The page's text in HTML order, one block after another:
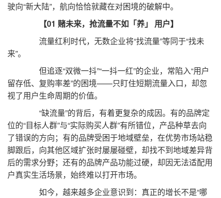
驶向“新大陆”，航向恰恰就藏在对困境的破解中。
【01 赌未来，抢流量不如「养」 用户】
流量红利时代，无数企业将“找流量”等同于“找未
来”。
但追逐“双微一抖”“一抖一红”的企业，常陷入“用户
留存低、复购率差”的困境——只盯住短期流量入口，却忽
视了用户生命周期的价值。
“缺流量”的背后，有着更复杂的成因。有的品牌定
位的“目标人群”与“实际购买人群”有所错位，产品种草去向
了错误的方向；有的品牌受困于地域壁垒，在优势市场站稳
脚跟后，向其他区域扩张时屡屡碰壁，却找不到地域差异背
后的需求分野；还有的品牌产品功能过硬，却因无法适配用
户真实生活场景，始终难以打开市场。
如今，越来越多企业意识到：真正的增长不是“哪